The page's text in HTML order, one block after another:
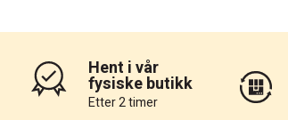
Hent i vår
fysiske butikk
Etter 2 timer